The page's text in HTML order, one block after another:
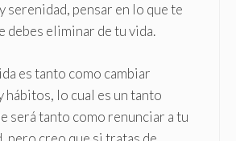
serenidad, pensar en lo que te
debes eliminar de tu vida.
es tanto como cambiar
hábitos, lo cual es un tanto
será tanto como renunciar a tu